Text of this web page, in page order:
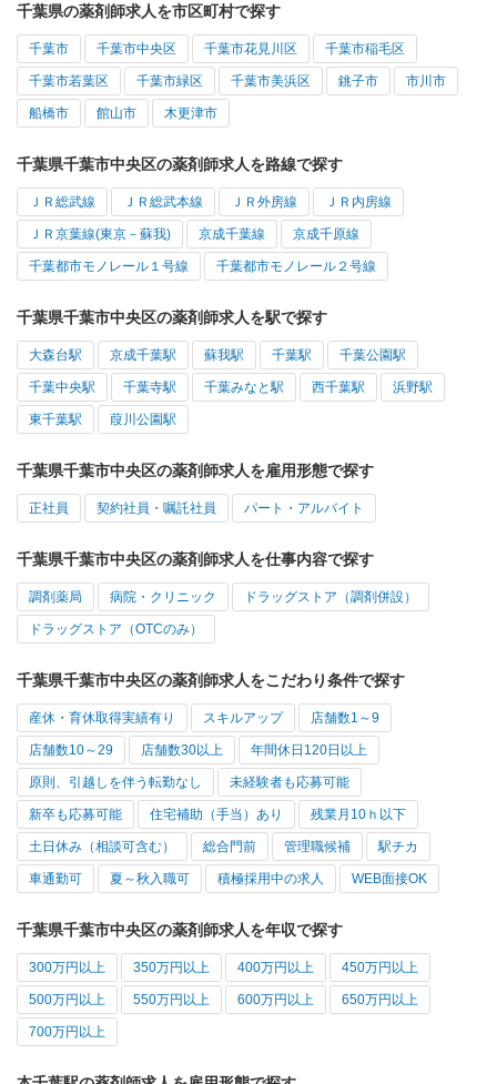
千葉県の薬剤師求人を市区町村で探す
千葉市 千葉市中央区 千葉市花見川区 千葉市稲毛区
千葉市若葉区 千葉市緑区 千葉市美浜区 銚子市 市川市
船橋市 館山市 木更津市
千葉県千葉市中央区の薬剤師求人を路線で探す
ＪＲ総武線 ＪＲ総武本線 ＪＲ外房線 ＪＲ内房線
ＪＲ京葉線(東京－蘇我) 京成千葉線 京成千原線
千葉都市モノレール１号線 千葉都市モノレール２号線
千葉県千葉市中央区の薬剤師求人を駅で探す
大森台駅 京成千葉駅 蘇我駅 千葉駅 千葉公園駅
千葉中央駅 千葉寺駅 千葉みなと駅 西千葉駅 浜野駅
東千葉駅 葭川公園駅
千葉県千葉市中央区の薬剤師求人を雇用形態で探す
正社員 契約社員・嘱託社員 パート・アルバイト
千葉県千葉市中央区の薬剤師求人を仕事内容で探す
調剤薬局 病院・クリニック ドラッグストア（調剤併設）
ドラッグストア（OTCのみ）
千葉県千葉市中央区の薬剤師求人をこだわり条件で探す
産休・育休取得実績有り スキルアップ 店舗数1～9
店舗数10～29 店舗数30以上 年間休日120日以上
原則、引越しを伴う転勤なし 未経験者も応募可能
新卒も応募可能 住宅補助（手当）あり 残業月10ｈ以下
土日休み（相談可含む） 総合門前 管理職候補 駅チカ
車通勤可 夏～秋入職可 積極採用中の求人 WEB面接OK
千葉県千葉市中央区の薬剤師求人を年収で探す
300万円以上 350万円以上 400万円以上 450万円以上
500万円以上 550万円以上 600万円以上 650万円以上
700万円以上